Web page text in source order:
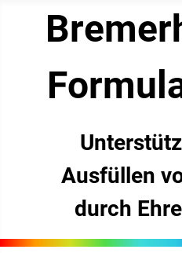
Ausfüllen
durch